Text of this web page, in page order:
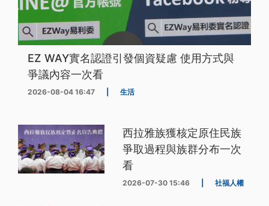
EZ WAY實名認證引發個資疑慮 使用方式與
爭議內容一次看
2026-08-04 16:47 生活
西拉雅族獲核定原住民族
爭取過程與族群分布一次
看
2026-07-30 15:46 社福人權